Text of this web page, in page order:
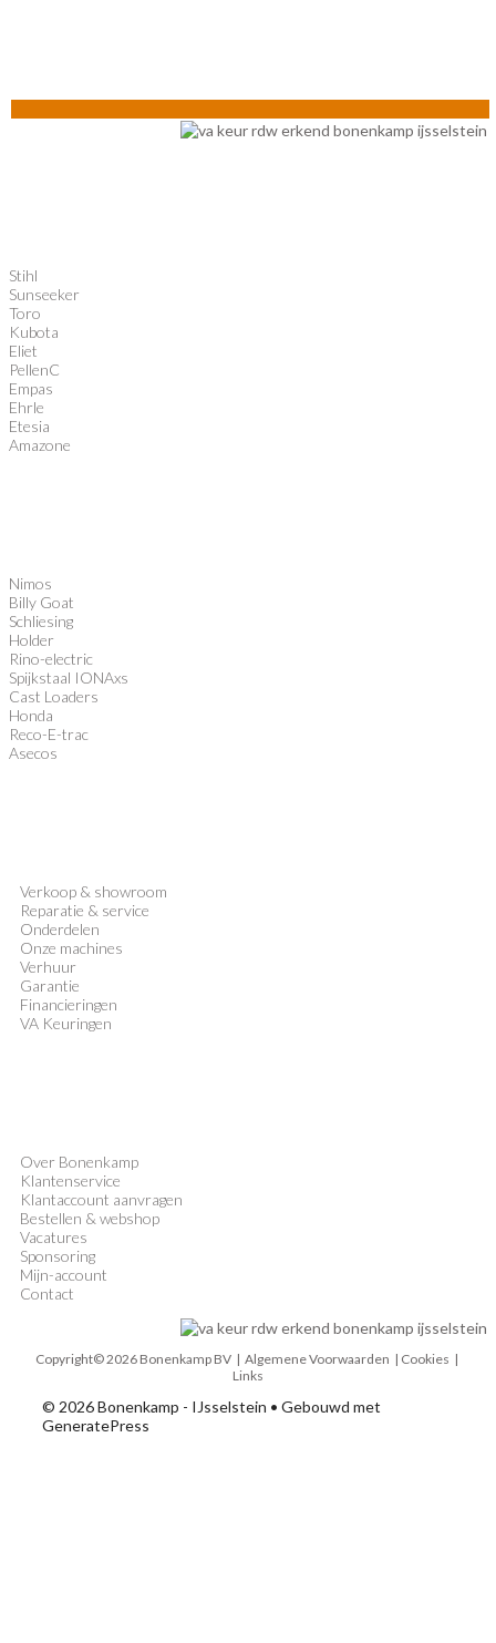
Stihl
Sunseeker
Toro
Kubota
Eliet
PellenC
Empas
Ehrle
Etesia
Amazone
Nimos
Billy Goat
Schliesing
Holder
Rino-electric
Spijkstaal IONAxs
Cast Loaders
Honda
Reco-E-trac
Asecos
Verkoop & showroom
Reparatie & service
Onderdelen
Onze machines
Verhuur
Garantie
Financieringen
VA Keuringen
Over Bonenkamp
Klantenservice
Klantaccount aanvragen
Bestellen & webshop
Vacatures
Sponsoring
Mijn-account
Contact
Copyright© 2026 Bonenkamp BV | Algemene Voorwaarden | Cookies |
Links
© 2026 Bonenkamp - IJsselstein • Gebouwd met
GeneratePress